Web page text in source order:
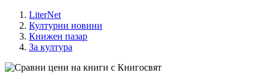
LiterNet
Културни новини
Книжен пазар
За култура